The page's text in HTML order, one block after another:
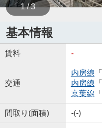
1 / 3
基本情報
賃料 -
交通
内房線 「
内房線 「
京葉線 「
間取り(面積) -(-)